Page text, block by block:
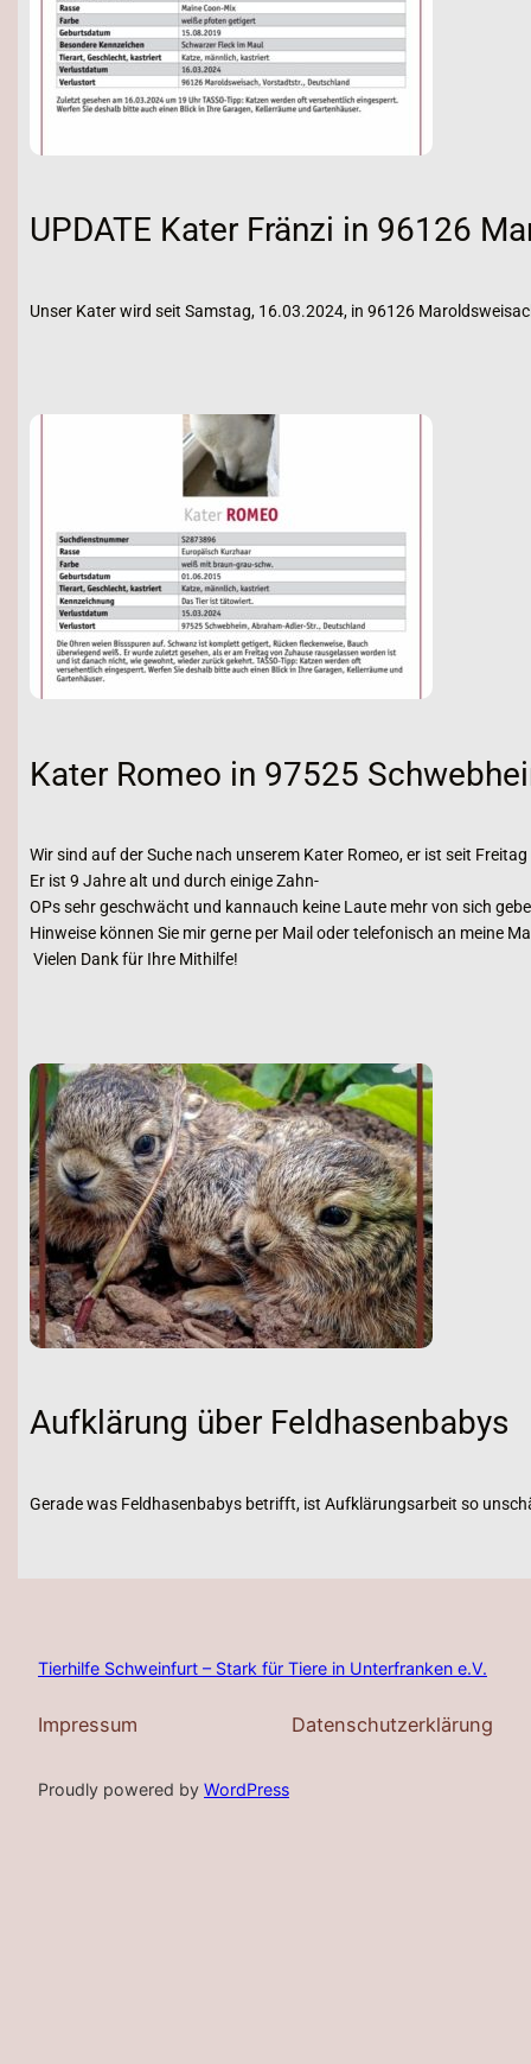
UPDATE Kater Fränzi in 96126
Unser Kater wird seit Samstag, 16.03.2024, in 96126
Kater Romeo in 97525
Wir sind auf der Suche nach unserem Kater Romeo, er ist seit
Er ist 9 Jahre alt und durch einige Zahn-
OPs sehr geschwächt und kannauch keine Laute mehr von sich
Hinweise können Sie mir gerne per Mail oder telefonisch an meine
Vielen Dank für Ihre Mithilfe!
Aufklärung über Feldhasenbabys
Gerade was Feldhasenbabys betrifft, ist Aufklärungsarbeit so
Tierhilfe Schweinfurt – Stark für Tiere in Unterfranken e.V.
Impressum Datenschutzerklärung
Proudly powered by WordPress